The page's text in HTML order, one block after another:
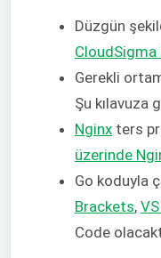
Düzgün
CloudSigma
Gerekli
Şu kılavuza
Nginx ters
üzerinde
Go koduyla
Brackets,
Code